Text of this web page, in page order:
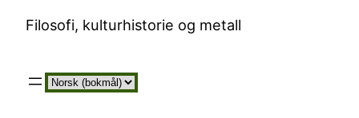
Filosofi, kulturhistorie og metall
Velg